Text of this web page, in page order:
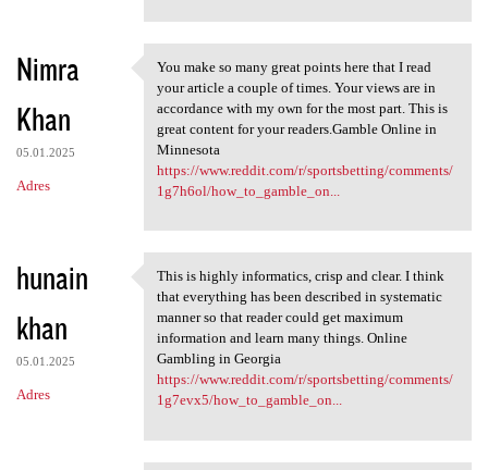
Nimra
Khan
05.01.2025
Adres
You make so many great points
You make so many great points here that I read
your article a couple of times. Your views are in
accordance with my own for the most part. This is
great content for your readers.Gamble Online in
Minnesota
https://www.reddit.com/r/sportsbetting/comments/
1g7h6ol/how_to_gamble_on...
hunain
khan
05.01.2025
Adres
This is highly informatics,
This is highly informatics, crisp and clear. I think
that everything has been described in systematic
manner so that reader could get maximum
information and learn many things. Online
Gambling in Georgia
https://www.reddit.com/r/sportsbetting/comments/
1g7evx5/how_to_gamble_on...